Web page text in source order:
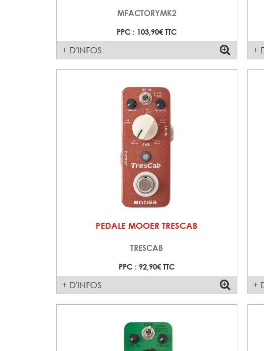
MFACTORYMK2
PPC : 103,90€ TTC
+ D'INFOS +
PEDALE MOOER TRESCAB
TRESCAB
PPC : 92,90€ TTC
+ D'INFOS +